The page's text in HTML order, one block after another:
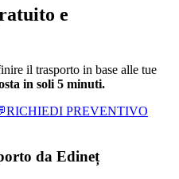
e
il trasporto in base alle tue
in soli 5 minuti.
RICHIEDI PREVENTIVO
da Edineț